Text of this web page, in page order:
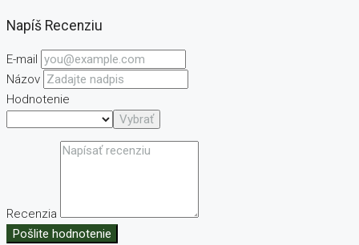
Napíš Recenziu
E-mail
Názov
Hodnotenie
Vybrať
Recenzia
Pošlite hodnotenie